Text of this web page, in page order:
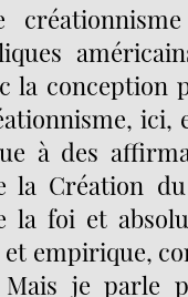
la conception
ici,
à des
la Création
la foi et
empirique,
Mais je parle